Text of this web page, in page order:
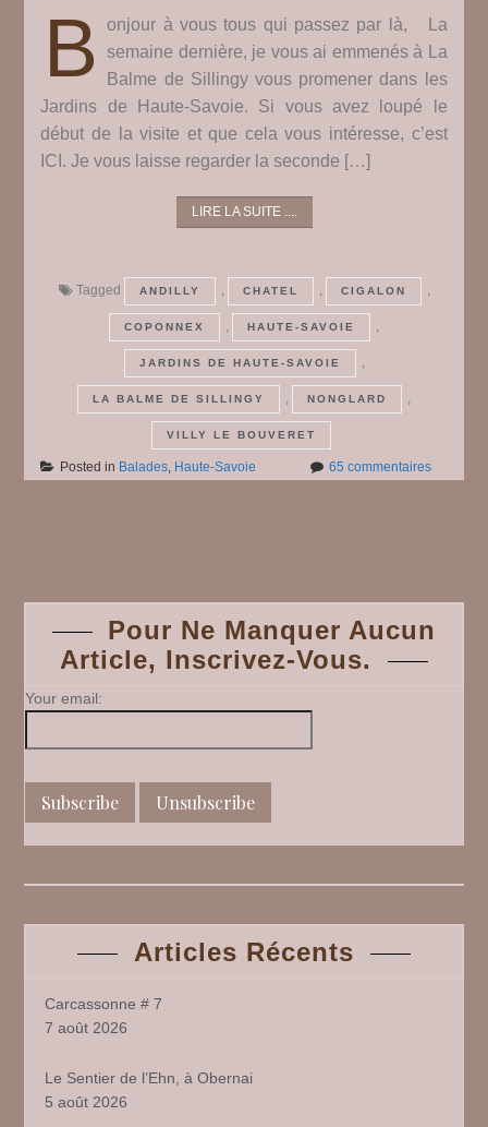
B
onjour à vous tous qui passez par là, La
semaine dernière, je vous ai emmenés à La
Balme de Sillingy vous promener dans les
Jardins de Haute-Savoie. Si vous avez loupé le
début de la visite et que cela vous intéresse, c’est
ICI. Je vous laisse regarder la seconde […]
LIRE LA SUITE ....
Tagged ANDILLY , CHATEL , CIGALON ,
COPONNEX , HAUTE-SAVOIE ,
JARDINS DE HAUTE-SAVOIE ,
LA BALME DE SILLINGY , NONGLARD ,
VILLY LE BOUVERET
Posted in Balades, Haute-Savoie 65 commentairessur
navigation
Pour Ne Manquer Aucun
Article, Inscrivez-Vous.
Your email:
Articles Récents
Carcassonne # 7
7 août 2026
Le Sentier de l’Ehn, à Obernai
5 août 2026